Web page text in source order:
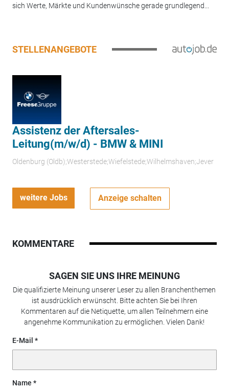
sich Werte, Märkte und Kundenwünsche gerade grundlegend...
STELLENANGEBOTE
Assistenz der Aftersales-
Leitung(m/w/d) - BMW & MINI
Oldenburg (Oldb);Westerstede;Wiefelstede;Wilhelmshaven;Jever
weitere Jobs Anzeige schalten
KOMMENTARE
SAGEN SIE UNS IHRE MEINUNG
Die qualifizierte Meinung unserer Leser zu allen Branchenthemen
ist ausdrücklich erwünscht. Bitte achten Sie bei Ihren
Kommentaren auf die Netiquette, um allen Teilnehmern eine
angenehme Kommunikation zu ermöglichen. Vielen Dank!
E-Mail
Name